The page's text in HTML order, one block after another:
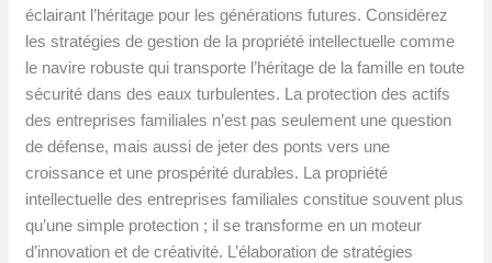
éclairant l’héritage pour les générations futures. Considérez
les stratégies de gestion de la propriété intellectuelle comme
le navire robuste qui transporte l’héritage de la famille en toute
sécurité dans des eaux turbulentes. La protection des actifs
des entreprises familiales n’est pas seulement une question
de défense, mais aussi de jeter des ponts vers une
croissance et une prospérité durables. La propriété
intellectuelle des entreprises familiales constitue souvent plus
qu’une simple protection ; il se transforme en un moteur
d’innovation et de créativité. L’élaboration de stratégies